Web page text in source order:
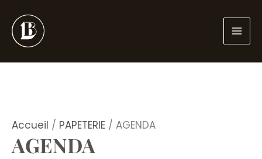
au
contenu
Accueil / PAPETERIE / AGENDA
AGENDA